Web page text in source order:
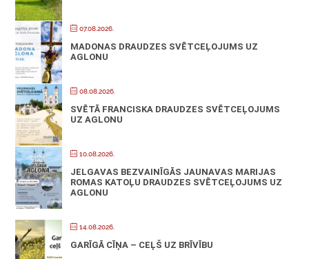
07.08.2026.
MADONAS DRAUDZES SVĒTCEĻOJUMS UZ
AGLONU
08.08.2026.
SVĒTĀ FRANCISKA DRAUDZES SVĒTCEĻOJUMS
UZ AGLONU
10.08.2026.
JELGAVAS BEZVAINĪGĀS JAUNAVAS MARIJAS
ROMAS KATOĻU DRAUDZES SVĒTCEĻOJUMS UZ
AGLONU
14.08.2026.
GARĪGĀ CĪŅA – CEĻŠ UZ BRĪVĪBU